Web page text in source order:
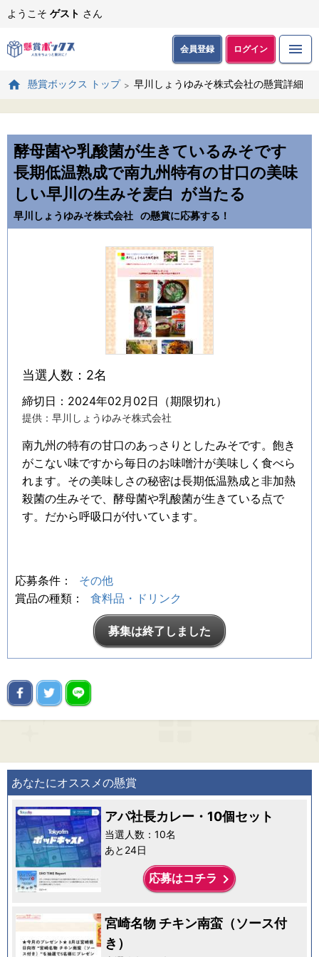
ようこそ ゲスト さん
会員登録 ログイン
懸賞ボックス トップ 早川しょうゆみそ株式会社の懸賞詳細
酵母菌や乳酸菌が生きているみそです
長期低温熟成で南九州特有の甘口の美味
しい早川の生みそ麦白 が当たる
早川しょうゆみそ株式会社 の懸賞に応募する！
当選人数：2名
締切日：2024年02月02日（期限切れ）
提供：早川しょうゆみそ株式会社
南九州の特有の甘口のあっさりとしたみそです。飽き
がこない味ですから毎日のお味噌汁が美味しく食べら
れます。その美味しさの秘密は長期低温熟成と非加熱
殺菌の生みそで、酵母菌や乳酸菌が生きている点で
す。だから呼吸口が付いています。
応募条件：
その他
賞品の種類：
食料品・ドリンク
募集は終了しました
あなたにオススメの懸賞
アパ社長カレー・10個セット
当選人数：10名
あと24日
応募はコチラ keyboard_arrow_right
宮崎名物 チキン南蛮（ソース付
き）